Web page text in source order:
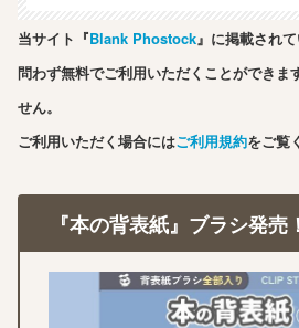
当サイト『Blank Phostock』に掲載され
問わず無料でご利用いただくことができま
せん。
ご利用いただく場合にはご利用規約をご覧
『本の背表紙』ブラシ発売！